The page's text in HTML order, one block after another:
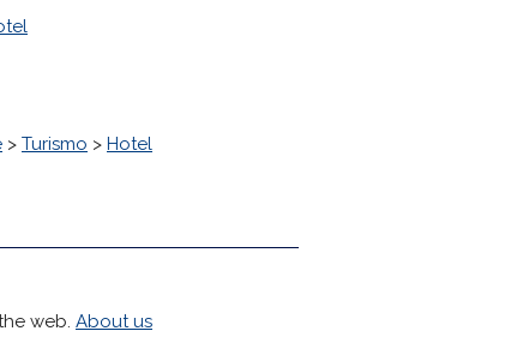
> Turismo > Hotel
web. About us